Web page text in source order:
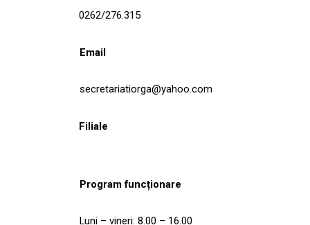
0262/276.315
Email
secretariatiorga@yahoo.com
Filiale
Program funcționare
Luni – vineri: 8.00 – 16.00